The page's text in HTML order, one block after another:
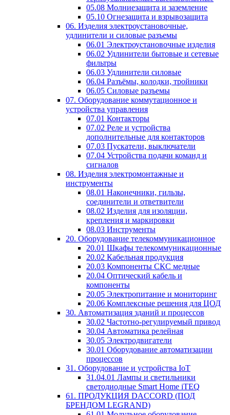
05.08 Молниезащита и заземление
05.10 Огнезащита и взрывозащита
06. Изделия электроустановочные,
удлинители и силовые разъемы
06.01 Электроустановочные изделия
06.02 Удлинители бытовые и сетевые
фильтры
06.03 Удлинители силовые
06.04 Разъёмы, колодки, тройники
06.05 Силовые разъемы
07. Оборудование коммутационное и
устройства управления
07.01 Контакторы
07.02 Реле и устройства
дополнительные для контакторов
07.03 Пускатели, выключатели
07.04 Устройства подачи команд и
сигналов
08. Изделия электромонтажные и
инструменты
08.01 Наконечники, гильзы,
соединители и ответвители
08.02 Изделия для изоляции,
крепления и маркировки
08.03 Инструменты
20. Оборудование телекоммуникационное
20.01 Шкафы телекоммуникационные
20.02 Кабельная продукция
20.03 Компоненты СКС медные
20.04 Оптический кабель и
компоненты
20.05 Электропитание и мониторинг
20.06 Комплексные решения для ЦОД
30. Автоматизация зданий и процессов
30.02 Частотно-регулируемый привод
30.04 Автоматика релейная
30.05 Электродвигатели
30.01 Оборудование автоматизации
процессов
31. Оборудование и устройства IoT
31.04.01 Лампы и светильники
светодиодные Smart Home iTEQ
61. ПРОДУКЦИЯ DACCORD (ПОД
БРЕНДОМ LEGRAND)